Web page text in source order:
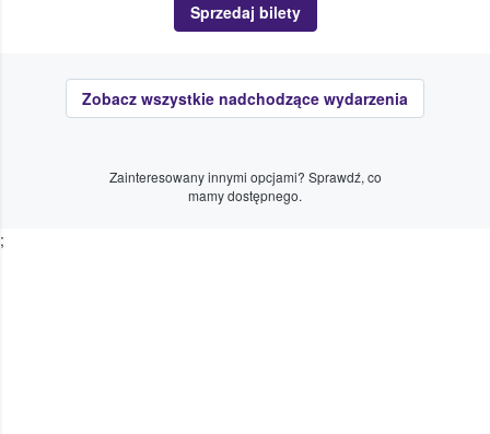
Sprzedaj bilety
Zobacz wszystkie nadchodzące wydarzenia
Zainteresowany innymi opcjami? Sprawdź, co
mamy dostępnego.
;